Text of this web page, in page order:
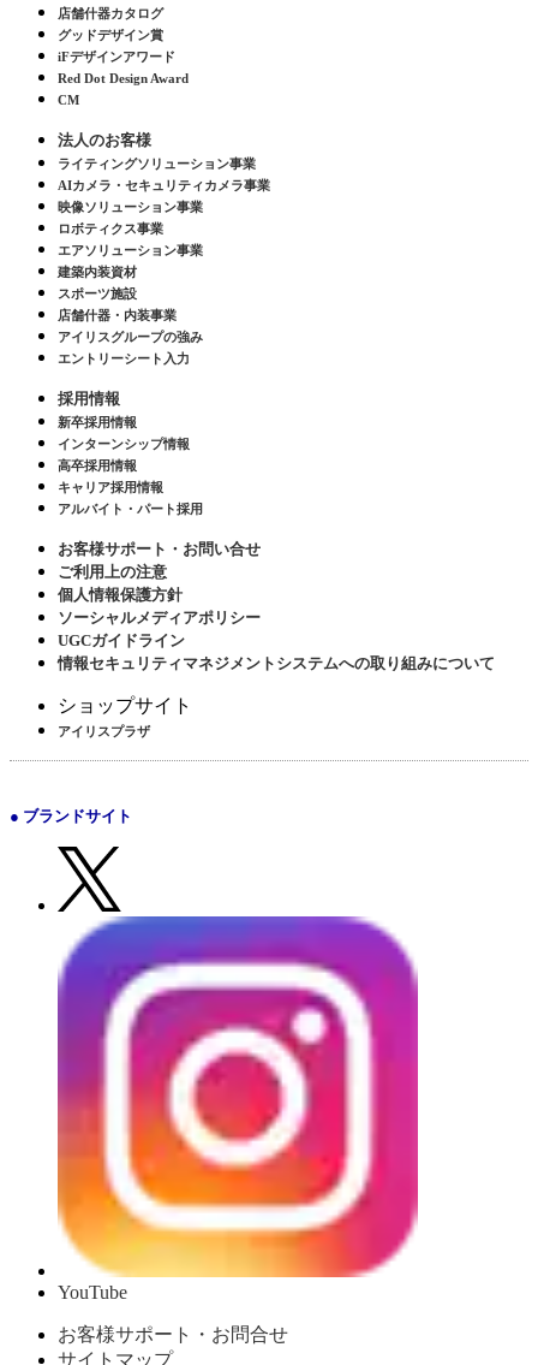
店舗什器カタログ
グッドデザイン賞
iFデザインアワード
Red Dot Design Award
CM
法人のお客様
ライティングソリューション事業
AIカメラ・セキュリティカメラ事業
映像ソリューション事業
ロボティクス事業
エアソリューション事業
建築内装資材
スポーツ施設
店舗什器・内装事業
アイリスグループの強み
エントリーシート入力
採用情報
新卒採用情報
インターンシップ情報
高卒採用情報
キャリア採用情報
アルバイト・パート採用
お客様サポート・お問い合せ
ご利用上の注意
個人情報保護方針
ソーシャルメディアポリシー
UGCガイドライン
情報セキュリティマネジメントシステムへの取り組みについて
ショップサイト
アイリスプラザ
● ブランドサイト
YouTube
お客様サポート・お問合せ
サイトマップ